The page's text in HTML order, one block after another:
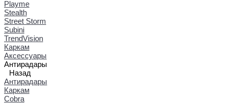
Playme
Stealth
Street Storm
Subini
TrendVision
Каркам
Аксессуары
Антирадары
Назад
Антирадары
Каркам
Cobra